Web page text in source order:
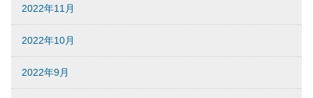
2022年11月
2022年10月
2022年9月